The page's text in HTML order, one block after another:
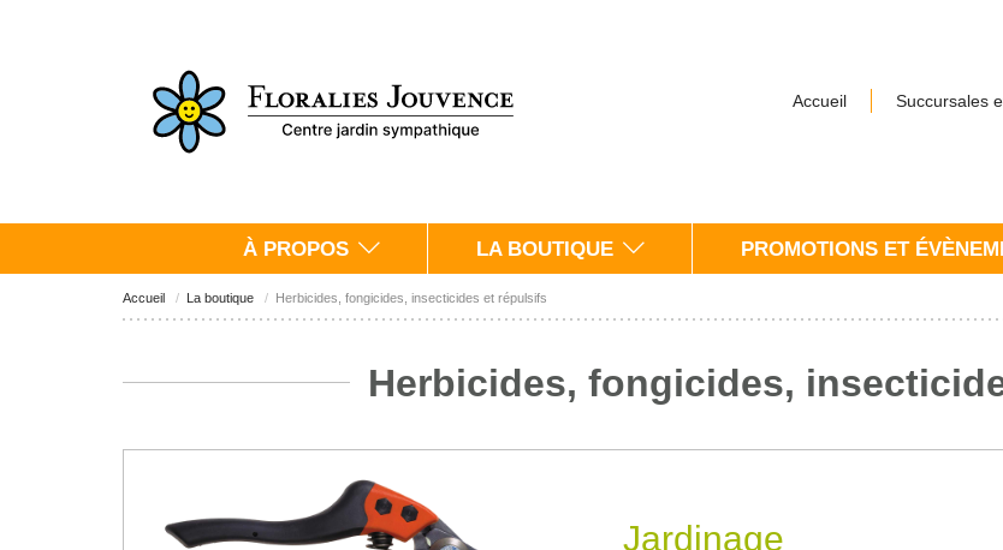
Accueil Succursales
À PROPOS LA BOUTIQUE PROMOTIONS ET
Accueil La boutique Herbicides, fongicides, insecticides et répulsifs
Herbicides, fongicides,
Jardinage